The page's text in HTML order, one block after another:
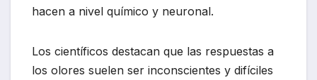
hacen a nivel químico y neuronal.
Los científicos destacan que las respuestas a
los olores suelen ser inconscientes y difíciles